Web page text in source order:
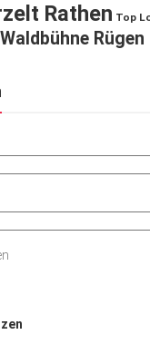
Rathen Top
Waldbühne Rügen